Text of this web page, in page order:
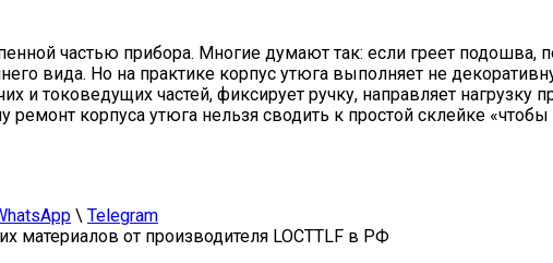
частью прибора. Многие думают так: если греет подошва,
вида. Но на практике корпус утюга выполняет не
и токоведущих частей, фиксирует ручку, направляет
корпуса утюга нельзя сводить к простой склейке
\ Telegram
от производителя LOCTTLF в РФ